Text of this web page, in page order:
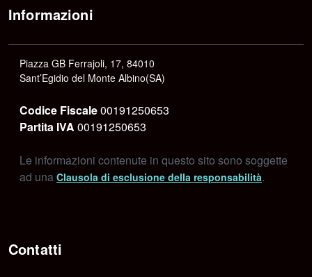
Informazioni
Piazza GB Ferrajoli, 17, 84010
Sant’Egidio del Monte Albino(SA)
Codice Fiscale00191250653
Partita IVA 00191250653
Le informazioni contenute in questo sito sono soggette
ad una Clausola di esclusione della responsabilità.
Contatti